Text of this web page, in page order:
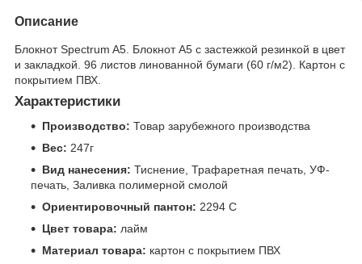
Описание
Блокнот Spectrum A5. Блокнот А5 с застежкой резинкой в цвет
и закладкой. 96 листов линованной бумаги (60 г/м2). Картон с
покрытием ПВХ.
Характеристики
Производство: Товар зарубежного производства
Вес: 247г
Вид нанесения: Тиснение, Трафаретная печать, УФ-
печать, Заливка полимерной смолой
Ориентировочный пантон: 2294 C
Цвет товара: лайм
Материал товара: картон с покрытием ПВХ